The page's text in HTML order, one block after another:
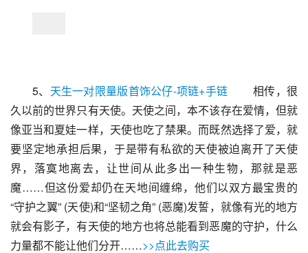
5、 天生一对限量版首饰公仔-项链+手链 相传，很
久以前的世界只有天使。天使之间，本不该存在爱情，但就
像亚当和夏娃一样，天使也吃了禁果。而既然选择了爱，就
要坚定地承担后果，于是带有私欲的天使被迫离开了天使
界，落寞地离去，让世间从此多出一种生物，那就是恶
魔……但这份爱却仍在天地间缠绵，他们以双方最宝贵的
“守护之翼” (天使)和“坚韧之角” (恶魔)发誓，就像有光的地方
就会有影子，有天使的地方也将总能看到恶魔的守护，什么
力量都不能让他们分开……>>点此去购买